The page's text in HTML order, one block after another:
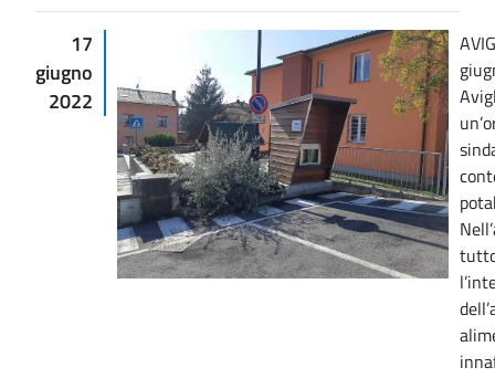
17
giugno
2022